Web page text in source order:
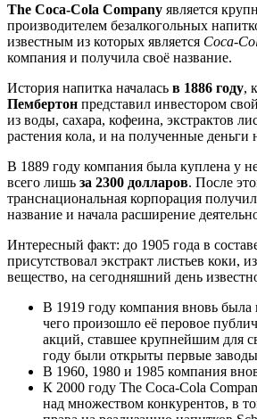
The Coca-Cola Company является
производителем безалкогольных
известным из которых является Coca-
компания и получила своё название.
История напитка началась в 1886 году,
Пембертон представил инвестором
из воды, сахара, кофеина, экстрактов
растения кола, и на полученные деньги
В 1889 году компания была куплена у
всего лишь за 2300 долларов. После
транснациональная корпорация
название и начала расширение
Интересный факт: до 1905 года в
присутствовал экстракт листьев коки,
вещество, на сегодняшний день
В 1919 году компания вновь была
чего произошло её перовое
акций, ставшее крупнейшим для
году были открыты первые
В 1960, 1980 и 1985 компания
К 2000 году The Coca-Cola
над множеством конкурентов, в